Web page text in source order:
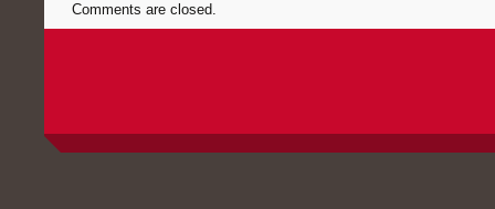
Comments are closed.